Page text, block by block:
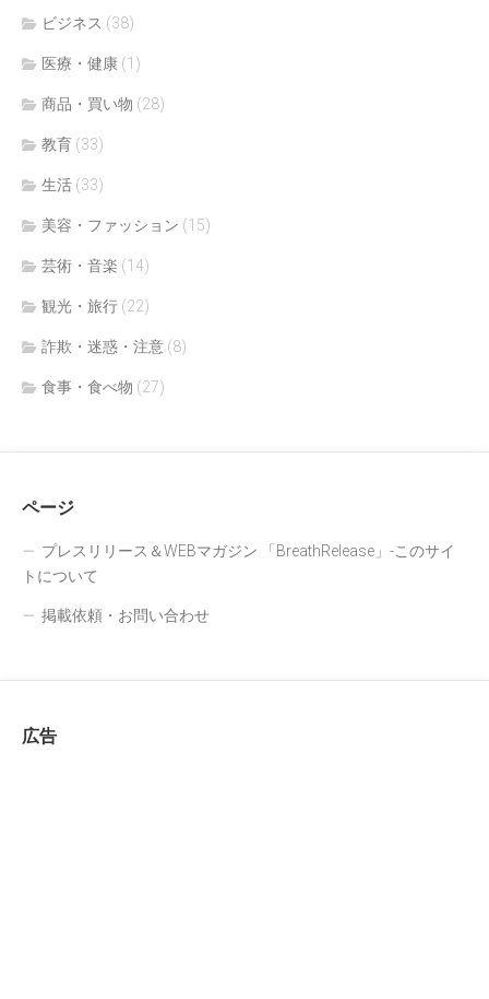
ビジネス (38)
医療・健康 (1)
商品・買い物 (28)
教育 (33)
生活 (33)
美容・ファッション (15)
芸術・音楽 (14)
観光・旅行 (22)
詐欺・迷惑・注意 (8)
食事・食べ物 (27)
ページ
プレスリリース＆WEBマガジン 「BreathRelease」-このサイ
トについて
掲載依頼・お問い合わせ
広告